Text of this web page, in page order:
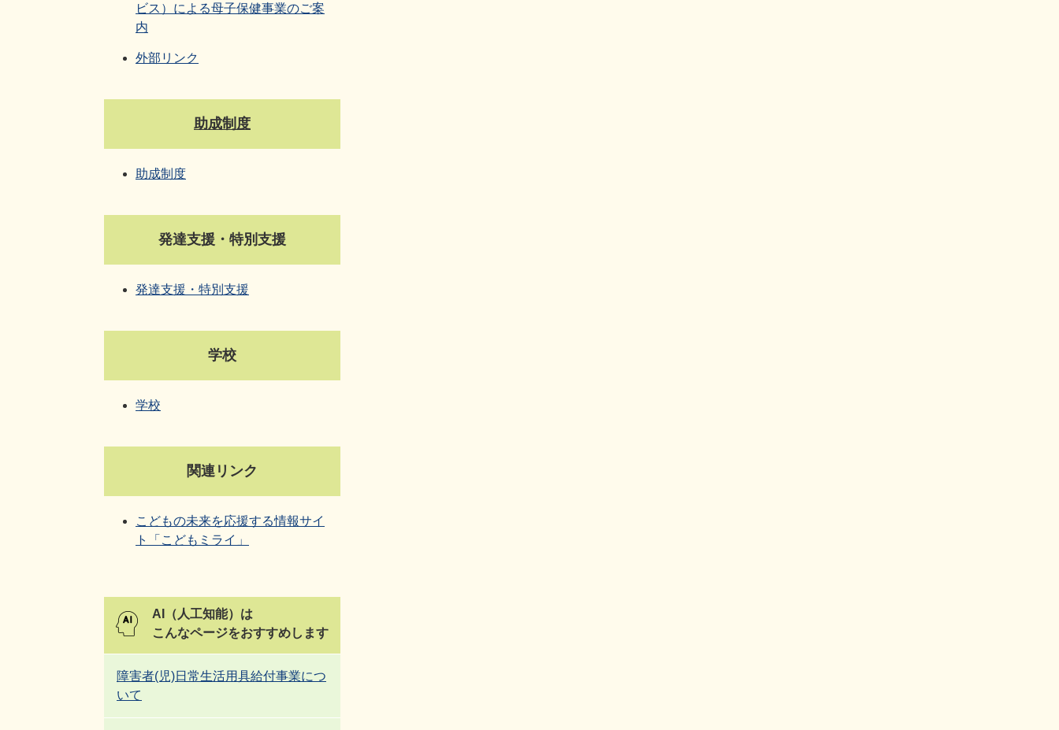
ビス）による母子保健事業のご案
内
外部リンク
​助成制度
助成制度
発達支援・特別支援
発達支援・特別支援
学校
学校
関連リンク
こどもの未来を応援する情報サイ
ト「こどもミライ」
AI（人工知能）は
こんなページをおすすめします
障害者(児)日常生活用具給付事業につ
いて